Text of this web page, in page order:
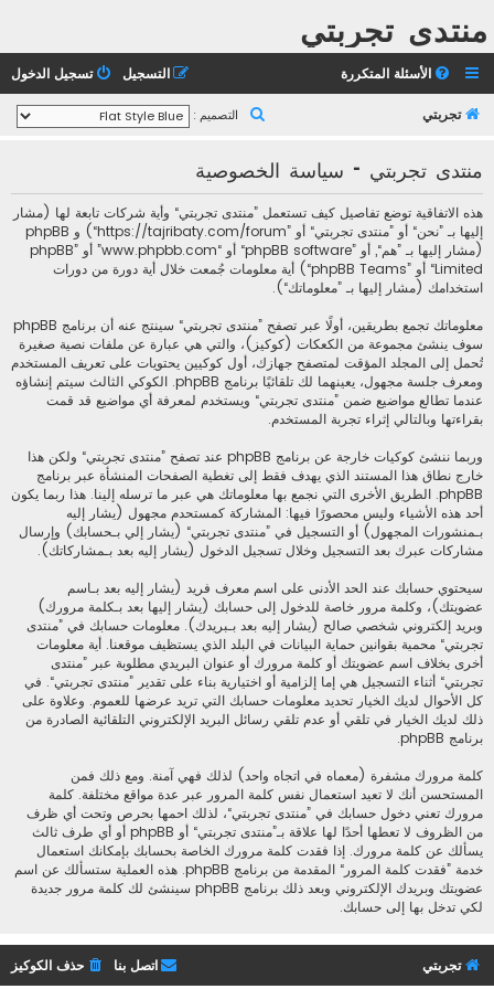
منتدى تجربتي
الأسئلة المتكررة تسجيل الدخول التسجيل
تجربتي التصميم :
ث
منتدى تجربتي - سياسة الخصوصية
هذه الاتفاقية توضع تفاصيل كيف تستعمل ”منتدى تجربتي“ وأية شركات تابعة لها (مشار
إليها بـ ”نحن“ أو ”منتدى تجربتي“ أو ”https://tajribaty.com/forum“) و phpBB
(مشار إليها بـ ”هم“, أو ”phpBB software“ أو “www.phpbb.com” أو ”phpBB
Limited“ أو ”phpBB Teams“) أية معلومات جُمعت خلال أية دورة من دورات
استخدامك (مشار إليها بـ ”معلوماتك“).
معلوماتك تجمع بطريقين، أولًا عبر تصفح ”منتدى تجربتي“ سينتج عنه أن برنامج phpBB
سوف ينشئ مجموعة من الكعكات (كوكيز)، والتي هي عبارة عن ملفات نصية صغيرة
تُحمل إلى المجلد المؤقت لمتصفح جهازك، أول كوكيين يحتويات على تعريف المستخدم
ومعرف جلسة مجهول، يعينهما لك تلقائيًا برنامج phpBB. الكوكي الثالث سيتم إنشاؤه
عندما تطالع مواضيع ضمن ”منتدى تجربتي“ ويستخدم لمعرفة أي مواضيع قد قمت
بقراءتها وبالتالي إثراء تجربة المستخدم.
وربما ننشئ كوكيات خارجة عن برنامج phpBB عند تصفح ”منتدى تجربتي“ ولكن هذا
خارج نطاق هذا المستند الذي يهدف فقط إلى تغطية الصفحات المنشأة عبر برنامج
phpBB. الطريق الأخرى التي نجمع بها معلوماتك هي عبر ما ترسله إلينا. هذا ربما يكون
أحد هذه الأشياء وليس محصورًا فيها: المشاركة كمستحدم مجهول (يشار إليه
بـمنشورات المجهول) أو التسجيل في ”منتدى تجربتي“ (يشار إلي بـحسابك) وإرسال
مشاركات عبرك بعد التسجيل وخلال تسجيل الدخول (يشار إليه بعد بـمشاركاتك).
سيحتوي حسابك عند الحد الأدنى على اسم معرف فريد (يشار إليه بعد بـاسم
عضويتك)، وكلمة مرور خاصة للدخول إلى حسابك (يشار إليها بعد بـكلمة مرورك)
وبريد إلكتروني شخصي صالح (يشار إليه بعد بـبريدك). معلومات حسابك في ”منتدى
تجربتي“ محمية بقوانين حماية البيانات في البلد الذي يستظيف موقعنا. أية معلومات
أخرى بخلاف اسم عضويتك أو كلمة مرورك أو عنوان البريدي مطلوبة عبر ”منتدى
تجربتي“ أثناء التسجيل هي إما إلزامية أو اختيارية بناء على تقدير ”منتدى تجربتي“. في
كل الأحوال لديك الخيار تحديد معلومات حسابك التي تريد عرضها للعموم. وعلاوة على
ذلك لديك الخيار في تلقي أو عدم تلقي رسائل البريد الإلكتروني التلقائية الصادرة من
برنامج phpBB.
كلمة مرورك مشفرة (معماه في اتجاه واحد) لذلك فهي آمنة. ومع ذلك فمن
المستحسن أنك لا تعيد استعمال نفس كلمة المرور عبر عدة مواقع مختلفة. كلمة
مرورك تعني دخول حسابك في ”منتدى تجربتي“، لذلك احمها بحرص وتحت أي ظرف
من الظروف لا تعطها أحدًا لها علاقة بـ”منتدى تجربتي“ أو phpBB أو أي طرف ثالث
يسألك عن كلمة مرورك. إذا فقدت كلمة مرورك الخاصة بحسابك بإمكانك استعمال
خدمة ”فقدت كلمة المرور“ المقدمة من برنامج phpBB. هذه العملية ستسألك عن اسم
عضويتك وبريدك الإلكتروني وبعد ذلك برنامج phpBB سينشئ لك كلمة مرور جديدة
لكي تدخل بها إلى حسابك.
تجربتي حذف الكوكيز اتصل بنا